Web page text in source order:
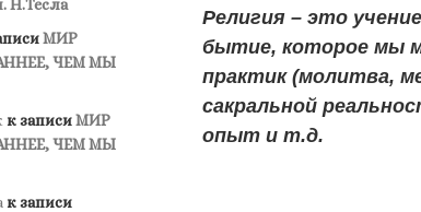
Религия – это
бытие, которое мы
практик (молитва,
сакральной
опыт и т.д.
Н.Тесла
МИР
ЧЕМ МЫ
к записиМИР
ЧЕМ МЫ
к записи